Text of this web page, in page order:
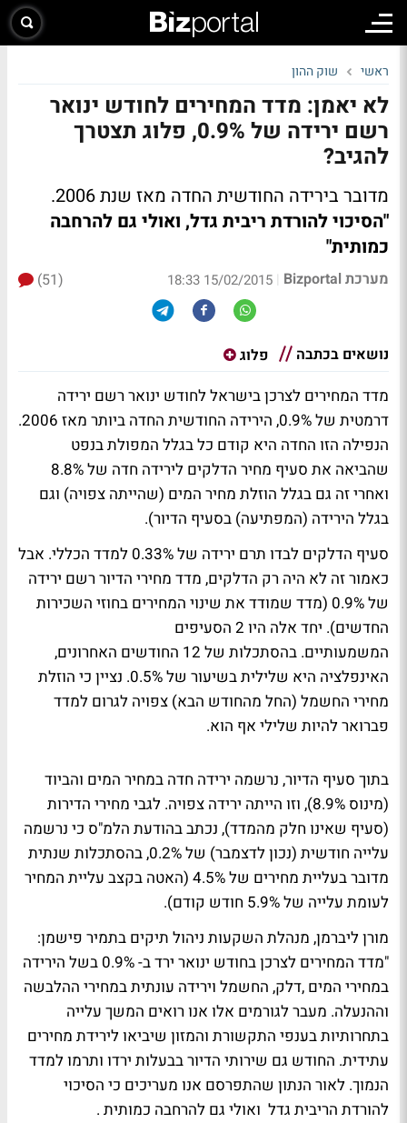
ראשי שוק ההון
לא יאמן: מדד המחירים לחודש ינואר
רשם ירידה של 0.9%, פלוג תצטרך
להגיב?
מדובר בירידה החודשית החדה מאז שנת 2006.
"הסיכוי להורדת ריבית גדל, ואולי גם להרחבה
כמותית"
מערכת Bizportal |
15/02/2015 18:33
(51)
נושאים בכתבה פלוג
מדד המחירים לצרכן בישראל לחודש ינואר רשם ירידה
דרמטית של 0.9%, הירידה החודשית החדה ביותר מאז 2006.
הנפילה הזו החדה היא קודם כל בגלל המפולת בנפט
שהביאה את סעיף מחיר הדלקים לירידה חדה של 8.8%
ואחרי זה גם בגלל הוזלת מחיר המים (שהייתה צפויה) וגם
בגלל הירידה (המפתיעה) בסעיף הדיור).
סעיף הדלקים לבדו תרם ירידה של 0.33% למדד הכללי. אבל
כאמור זה לא היה רק הדלקים, מדד מחירי הדיור רשם ירידה
של 0.9% (מדד שמודד את שינוי המחירים בחוזי השכירות
החדשים). יחד אלה היו 2 הסעיפים
המשמעותיים. בהסתכלות של 12 החודשים האחרונים,
האינפלציה היא שלילית בשיעור של 0.5%. נציין כי הוזלת
מחירי החשמל (החל מהחודש הבא) צפויה לגרום למדד
פברואר להיות שלילי אף הוא.
בתוך סעיף הדיור, נרשמה ירידה חדה במחיר המים והביוד
(מינוס 8.9%), וזו הייתה ירידה צפויה. לגבי מחירי הדירות
(סעיף שאינו חלק מהמדד), נכתב בהודעת הלמ"ס כי נרשמה
עלייה חודשית (נכון לדצמבר) של 0.2%, בהסתכלות שנתית
מדובר בעליית מחירים של 4.5% (האטה בקצב עליית המחיר
לעומת עלייה של 5.9% חודש קודם).
מורן ליברמן, מנהלת השקעות ניהול תיקים בתמיר פישמן:
"מדד המחירים לצרכן בחודש ינואר ירד ב- 0.9% בשל הירידה
במחירי המים ,דלק, החשמל וירידה עונתית במחירי ההלבשה
וההנעלה. מעבר לגורמים אלו אנו רואים המשך עלייה
בתחרותיות בענפי התקשורת והמזון שיביאו לירידת מחירים
עתידית. החודש גם שירותי הדיור בבעלות ירדו ותרמו למדד
הנמוך. לאור הנתון שהתפרסם אנו מעריכים כי הסיכוי
להורדת הריבית גדל ואולי גם להרחבה כמותית .